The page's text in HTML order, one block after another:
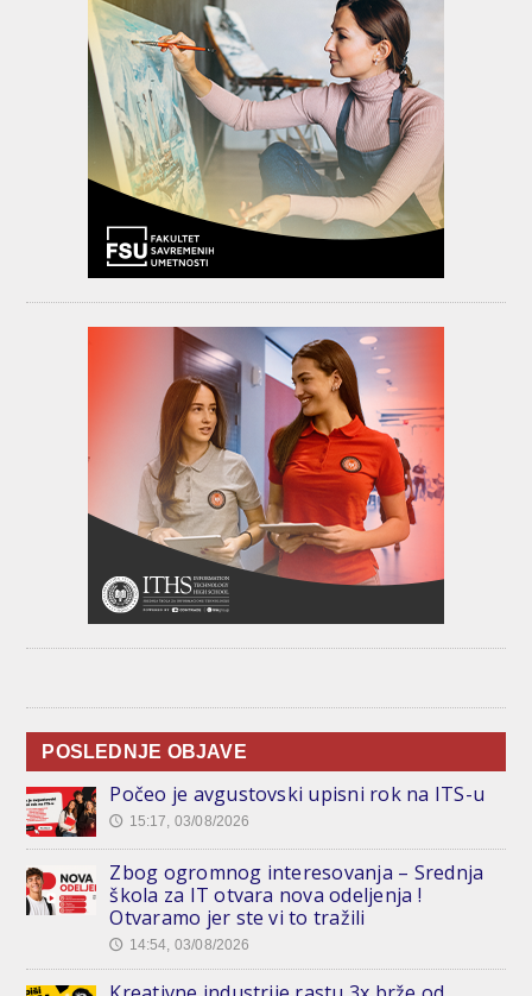
POSLEDNJE OBJAVE
Počeo je avgustovski upisni rok na ITS-u
🕔 15:17, 03/08/2026
Zbog ogromnog interesovanja – Srednja
škola za IT otvara nova odeljenja !
Otvaramo jer ste vi to tražili
🕔 14:54, 03/08/2026